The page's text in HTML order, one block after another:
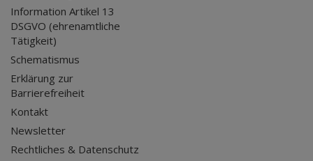
Information Artikel 13
DSGVO (ehrenamtliche
Tätigkeit)
Schematismus
Erklärung zur
Barrierefreiheit
Kontakt
Newsletter
Rechtliches & Datenschutz